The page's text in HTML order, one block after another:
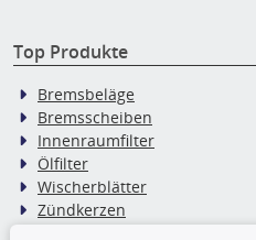
Top Produkte
Bremsbeläge
Bremsscheiben
Innenraumfilter
Ölfilter
Wischerblätter
Zündkerzen